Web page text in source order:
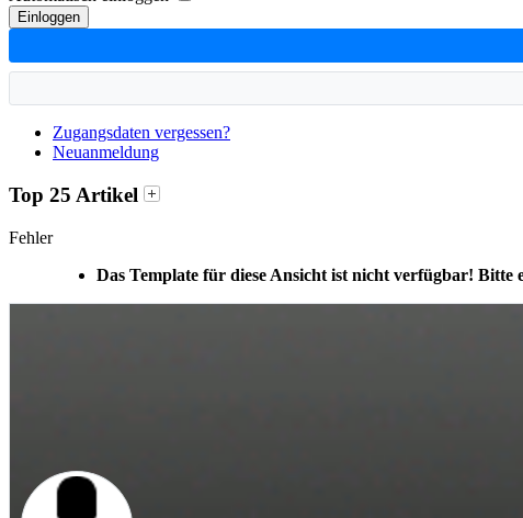
Einloggen
Zugangsdaten vergessen?
Neuanmeldung
Top 25 Artikel
Fehler
Das Template für diese Ansicht ist nicht verfügbar!